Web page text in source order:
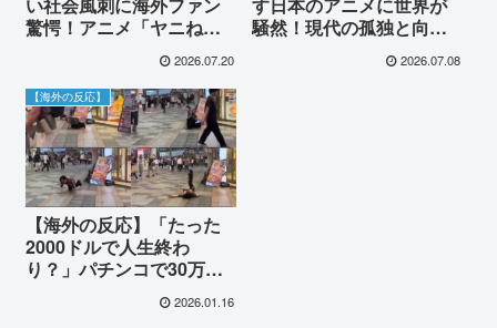
い社会風刺に海外ファン
驚愕！アニメ「ヤニね
こ」の描写を巡り議論が
2026.07.20
す日本のアニメに世界が
騒然！現代の孤独と向き
合う問題作に多くの共感
が寄せられた理由とは？
2026.07.08
【海外の反応】
【海外の反応】「たった
2000ドルで人生終わ
り？」パチンコで30万円
失い絶叫する男性に世界
が衝撃！深刻な依存症問
2026.01.16